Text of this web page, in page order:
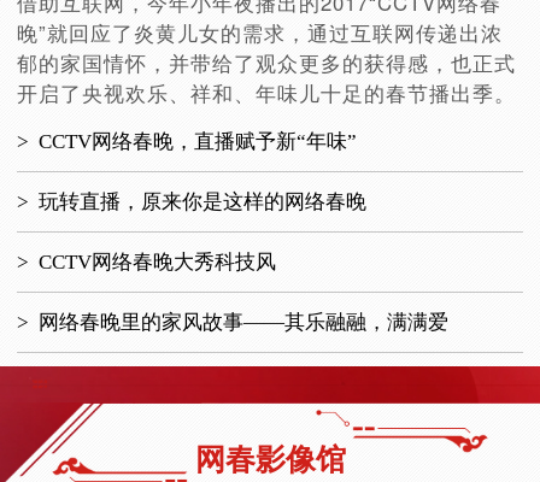
晚”就回应了炎黄儿女的需求，通过互联网传递出浓
郁的家国情怀，并带给了观众更多的获得感，也正式
开启了央视欢乐、祥和、年味儿十足的春节播出季。
> CCTV网络春晚，直播赋予新“年味”
> 玩转直播，原来你是这样的网络春晚
> CCTV网络春晚大秀科技风
> 网络春晚里的家风故事——其乐融融，满满爱
网春影像馆